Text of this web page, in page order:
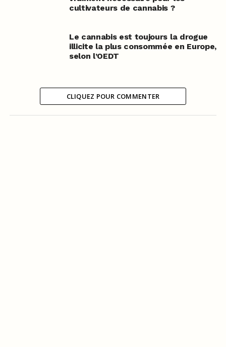
cultivateurs de cannabis ?
Le cannabis est toujours la drogue
illicite la plus consommée en Europe,
selon l’OEDT
CLIQUEZ POUR COMMENTER